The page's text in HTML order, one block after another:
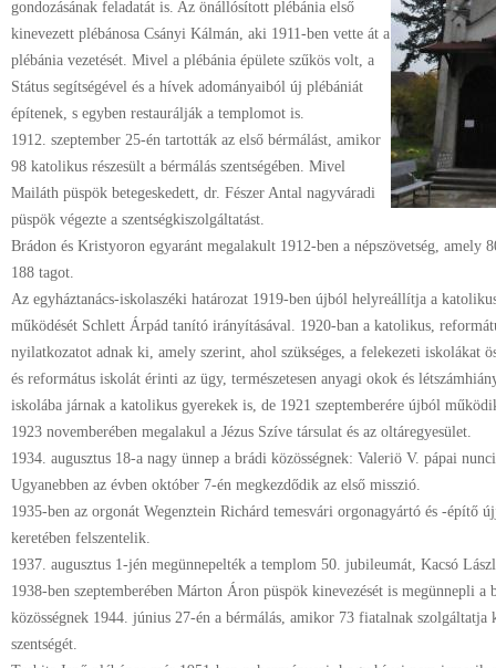
gondozásának feladatát is. Az önállósított plébánia első
kinevezett plébánosa Csányi Kálmán, aki 1911-ben vette át a
plébánia vezetését. Mivel a plébánia épülete szűkös volt, a
Státus segítségével és a hívek adományaiból új plébániát
építenek, s egyben restaurálják a templomot is.
1912. szeptember 25-én tartották az első bérmálást, amikor
98 katolikus részesült a bérmálás szentségében. Mivel
Mailáth püspök betegeskedett, dr. Fészer Antal nagyváradi
püspök végezte a szentségkiszolgáltatást.
Brádon és Kristyoron egyaránt megalakult 1912-ben a népszövetség, amely
188 tagot.
Az egyháztanács-iskolaszéki határozat 1919-ben újból helyreállítja a
működését Schlett Árpád tanító irányításával. 1920-ban a katolikus,
nyilatkozatot adnak ki, amely szerint, ahol szükséges, a felekezeti iskolákat
és református iskolát érinti az ügy, természetesen anyagi okok és
iskolába járnak a katolikus gyerekek is, de 1921 szeptemberére újból
1923 novemberében megalakul a Jézus Szíve társulat és az oltáregyesület.
1934. augusztus 18-a nagy ünnep a brádi közösségnek: Valeriö V. pápai
Ugyanebben az évben október 7-én megkezdődik az első misszió.
1935-ben az orgonát Wegenztein Richárd temesvári orgonagyártó és -építő
keretében felszentelik.
1937. augusztus 1-jén megünnepelték a templom 50. jubileumát, Kacsó
1938-ben szeptemberében Márton Áron püspök kinevezését is megünnepli a
közösségnek 1944. június 27-én a bérmálás, amikor 73 fiatalnak
szentségét.